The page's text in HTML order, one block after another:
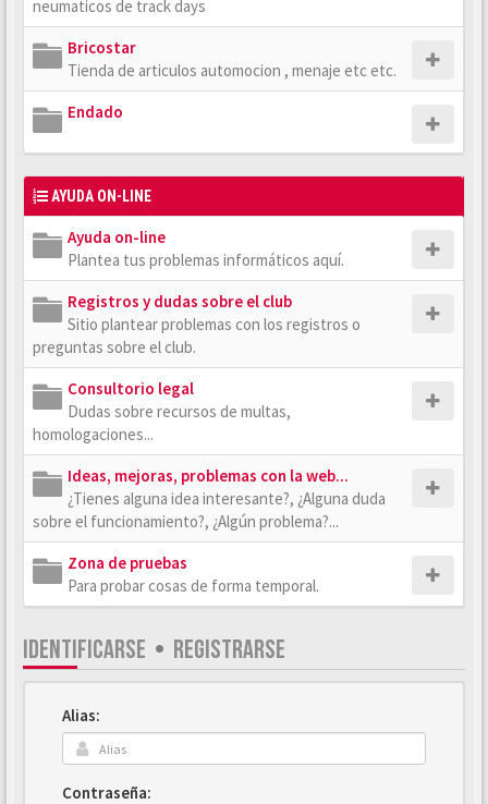
neumaticos de track days
Bricostar
Tienda de articulos automocion , menaje etc etc.
Endado
AYUDA ON-LINE
Ayuda on-line
Plantea tus problemas informáticos aquí.
Registros y dudas sobre el club
Sitio plantear problemas con los registros o
preguntas sobre el club.
Consultorio legal
Dudas sobre recursos de multas,
homologaciones...
Ideas, mejoras, problemas con la web...
¿Tienes alguna idea interesante?, ¿Alguna duda
sobre el funcionamiento?, ¿Algún problema?...
Zona de pruebas
Para probar cosas de forma temporal.
IDENTIFICARSE • REGISTRARSE
Alias:
Contraseña: